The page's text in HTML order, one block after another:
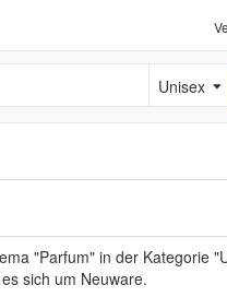
Unisex
"Parfum" in der Kategorie
sich um Neuware.